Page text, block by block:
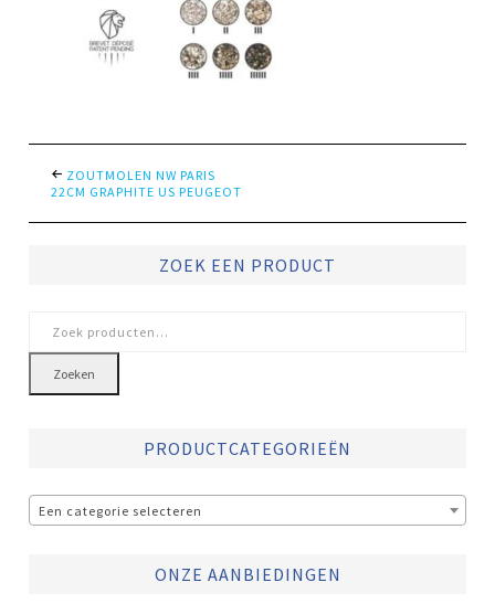
ZOUTMOLEN NW PARIS
22CM GRAPHITE US PEUGEOT
ZOEK EEN PRODUCT
naar:
Zoeken
PRODUCTCATEGORIEËN
Een categorie selecteren
ONZE AANBIEDINGEN